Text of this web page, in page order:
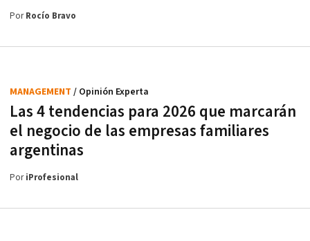
PorRocío Bravo
Las 4 tendencias para 2026 que marcarán
el negocio de las empresas familiares
argentinas
MANAGEMENT / Opinión Experta
PoriProfesional